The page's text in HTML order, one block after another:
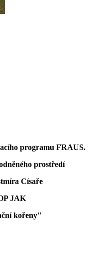
programu FRAUS.
prostředí
Císaře
JAK
kořeny"